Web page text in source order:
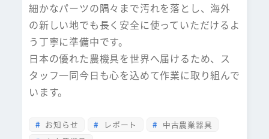
細かなパーツの隅々まで汚れを落とし、海外
の新しい地でも長く安全に使っていただけるよ
う丁寧に準備中です。
日本の優れた農機具を世界へ届けるため、ス
タッフ一同今日も心を込めて作業に取り組んで
います。
お知らせ レポート
中古農業器具